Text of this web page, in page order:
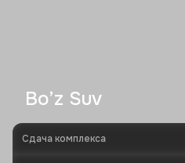
Bo’z Suv
Сдача комплекса